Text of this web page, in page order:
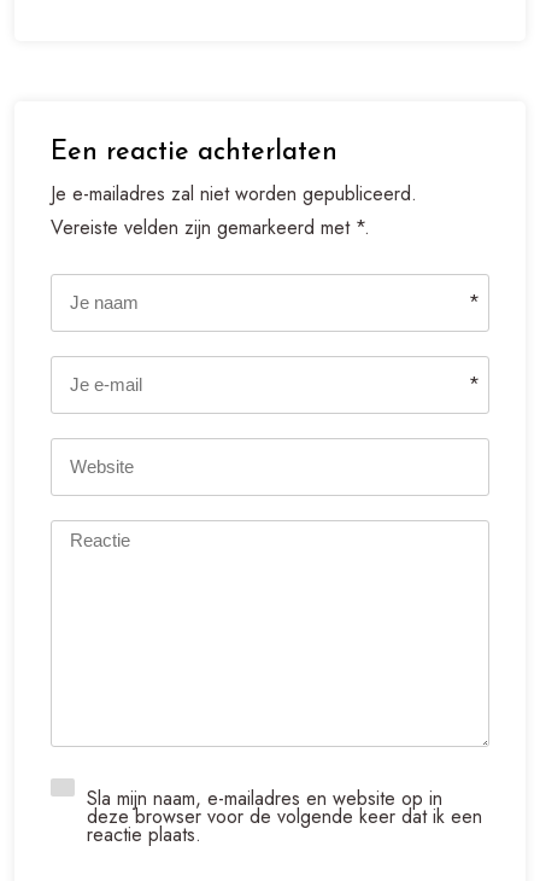
Een reactie achterlaten
Je e-mailadres zal niet worden gepubliceerd.
Vereiste velden zijn gemarkeerd met *.
*
*
Sla mijn naam, e-mailadres en website op in
deze browser voor de volgende keer dat ik een
reactie plaats.